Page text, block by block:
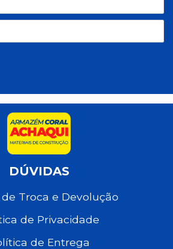
DÚVIDAS
Troca e Devolução
de Privacidade
de Entrega